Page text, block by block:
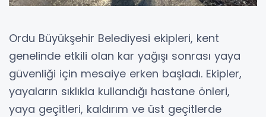
Ordu Büyükşehir Belediyesi ekipleri, kent
genelinde etkili olan kar yağışı sonrası yaya
güvenliği için mesaiye erken başladı. Ekipler,
yayaların sıklıkla kullandığı hastane önleri,
yaya geçitleri, kaldırım ve üst geçitlerde